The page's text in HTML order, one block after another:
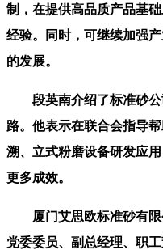
制，在提供高品质产品基
经验。同时，可继续加强
的发展。
段英南介绍了标准砂公
路。他表示在联合会指导
溯、立式粉磨设备研发应
更多成效。
厦门艾思欧标准砂有限
党委委员、副总经理、职